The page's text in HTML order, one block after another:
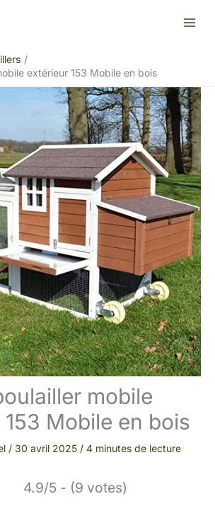
extérieur 153 Mobile en bois
mobile
Mobile en bois
/ 30 avril 2025 / 4 minutes de lecture
4.9/5 - (9 votes)